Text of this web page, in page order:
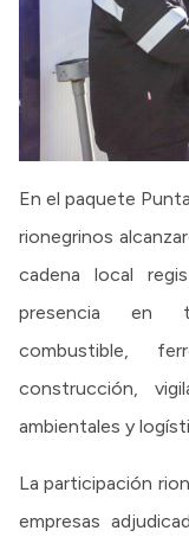
En el paquete
rionegrinos
cadena local
presencia en
combustible,
construcción,
ambientales y
La participación
empresas